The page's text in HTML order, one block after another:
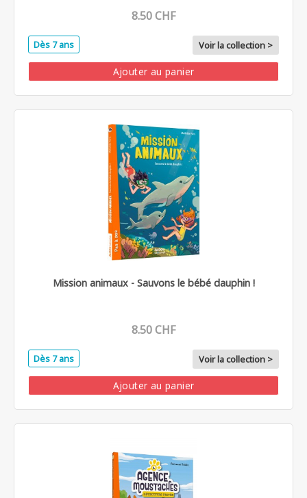
8.50 CHF
Dès 7 ans Voir la collection >
Ajouter au panier
Mission animaux - Sauvons le bébé dauphin !
8.50 CHF
Dès 7 ans Voir la collection >
Ajouter au panier